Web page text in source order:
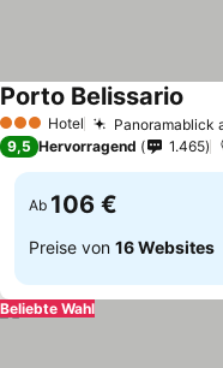
3 SterneHotel Panoramablick
Porto Belissario
9,5 Hervorragend 1.465
Ab 106 €
Preise von 16 Websites
Beliebte Wahl